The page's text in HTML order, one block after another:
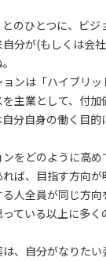
のひとつに、ビジ
分が(もしくは会
ンは「ハイブリ
主業として、付加
分自身の働く目的
をどのように高め
ば、 目指す方向が
人全員が同じ方向
ている以上に多
、自分がなりた